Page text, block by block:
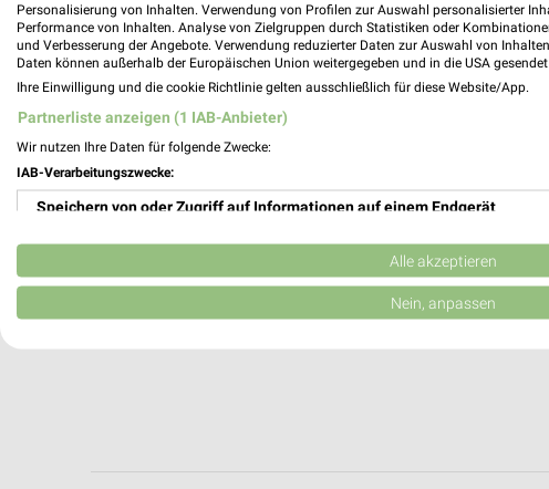
Personalisierung von Inhalten. Verwendung von Profilen zur Auswahl personalisierter
Performance von Inhalten. Analyse von Zielgruppen durch Statistiken oder
und Verbesserung der Angebote. Verwendung reduzierter Daten zur Auswahl von
Daten können außerhalb der Europäischen Union weitergegeben und in die USA
Ihre Einwilligung und die cookie Richtlinie gelten ausschließlich für diese Website/App.
Partnerliste anzeigen (1 IAB-Anbieter)
Wir nutzen Ihre Daten für folgende Zwecke:
IAB-Verarbeitungszwecke:
Speichern von oder Zugriff auf Informationen auf einem Endgerät
Verwendung reduzierter Daten zur Auswahl von Werbeanzeigen
Erstellung von Profilen für personalisierte Werbung
Alle akzeptieren
Nein, anpassen